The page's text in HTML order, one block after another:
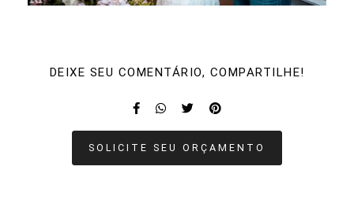
DEIXE SEU COMENTÁRIO, COMPARTILHE!
SOLICITE SEU ORÇAMENTO